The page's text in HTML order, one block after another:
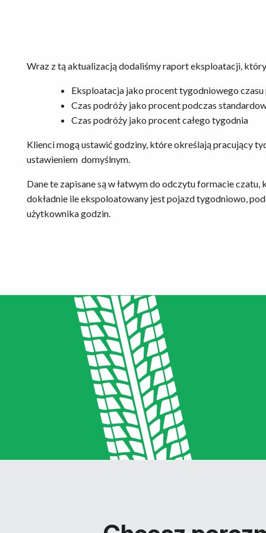
Wraz z tą aktualizacją dodaliśmy raport eksploatacji,
Eksploatacja jako procent tygodniowego czasu
Czas podróży jako procent podczas
Czas podróży jako procent całego tygodnia
Klienci mogą ustawić godziny, które określają pracujący
ustawieniem domyślnym.
Dane te zapisane są w łatwym do odczytu formacie
dokładnie ile ekspoloatowany jest pojazd tygodniowo,
użytkownika godzin.